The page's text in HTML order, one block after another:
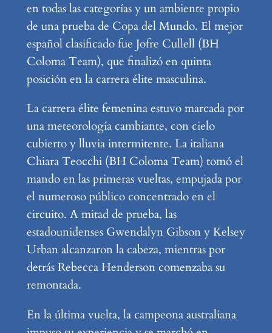
en todas las categorías y un ambiente propio
de una prueba de Copa del Mundo. El mejor
español clasificado fue Jofre Cullell (BH
Coloma Team), que finalizó en quinta
posición en la carrera élite masculina.
La carrera élite femenina estuvo marcada por
una meteorología cambiante, con cielo
cubierto y lluvia intermitente. La italiana
Chiara Teocchi (BH Coloma Team) tomó el
mando en las primeras vueltas, empujada por
el numeroso público concentrado en el
circuito. A mitad de prueba, las
estadounidenses Gwendalyn Gibson y Kelsey
Urban alcanzaron la cabeza, mientras por
detrás Rebecca Henderson comenzaba su
remontada.
En la última vuelta, la campeona australiana